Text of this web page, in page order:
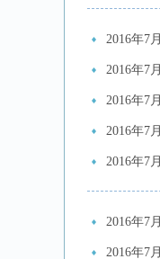
2016年7
2016年7
2016年7
2016年7
2016年7
2016年7
2016年7